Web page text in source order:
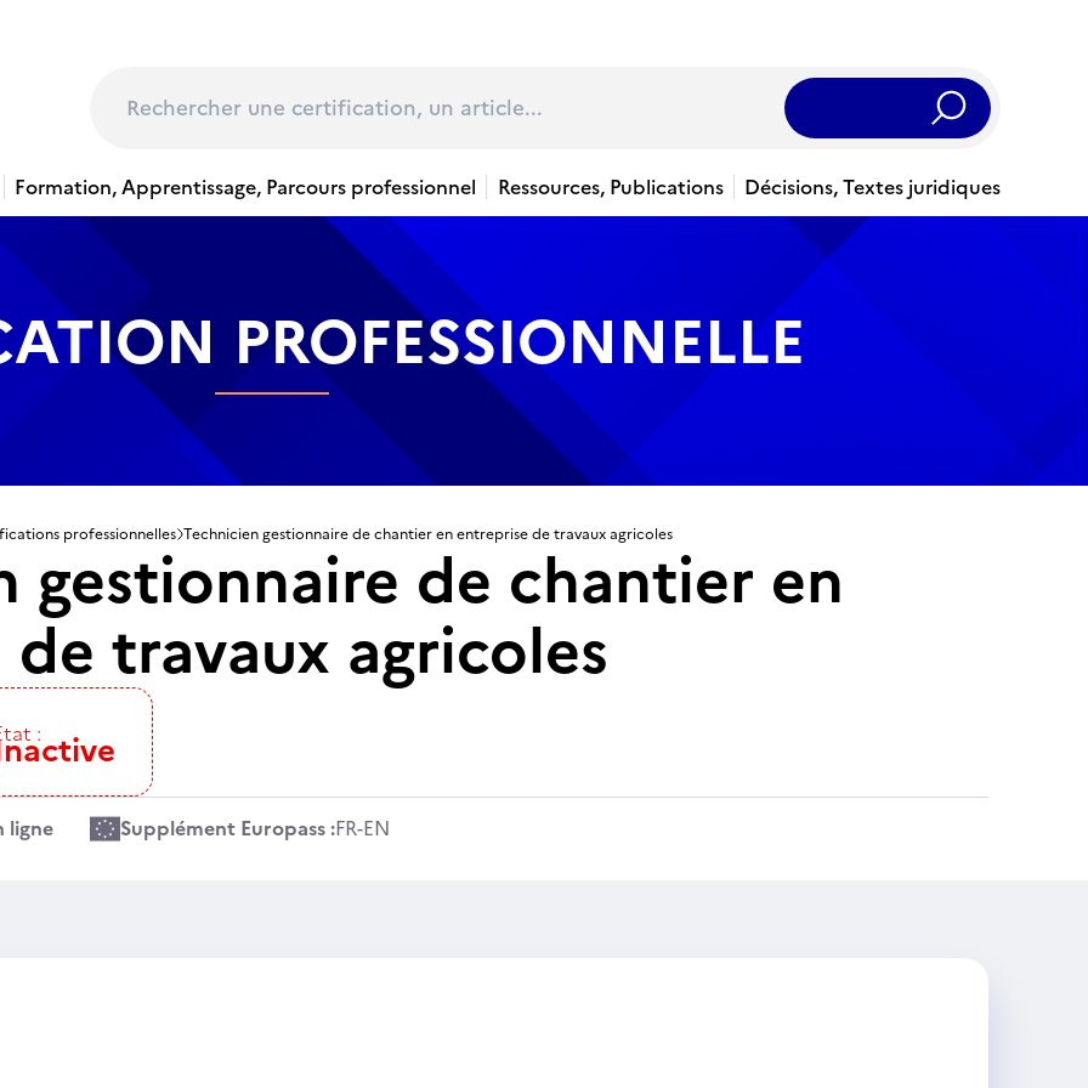
Rechercher
Formation, Apprentissage, Parcours professionnel Ressources, Publications Décisions, Textes juridiques
PROFESSIONNELLE
professionnelles Technicien gestionnaire de chantier en entreprise de travaux agricoles
gestionnaire de chantier en
travaux agricoles
:
ligne Supplément Europass :FR-EN